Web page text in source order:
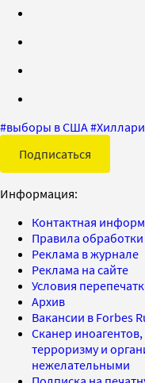
#выборы в США#
Подписаться
Информация:
Контактная
Правила обработки
Реклама в журнале
Реклама на сайте
Условия
Архив
Вакансии в Forbes
Сканер
терроризму и
нежелательными